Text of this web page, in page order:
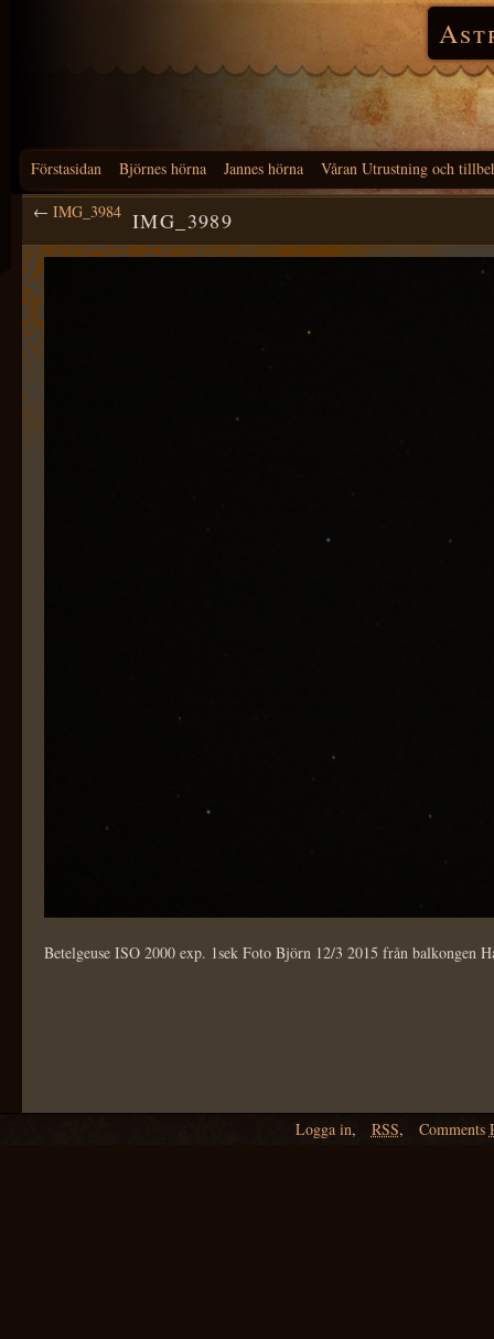
Förstasidan Björnes hörna Jannes hörna Våran Utrustning och
← IMG_3984 IMG_3989
Betelgeuse ISO 2000 exp. 1sek Foto Björn 12/3 2015 från balkongen
Logga in, RSS, Comments